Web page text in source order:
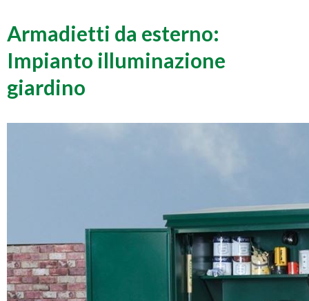
Armadietti da esterno:
Impianto illuminazione
giardino